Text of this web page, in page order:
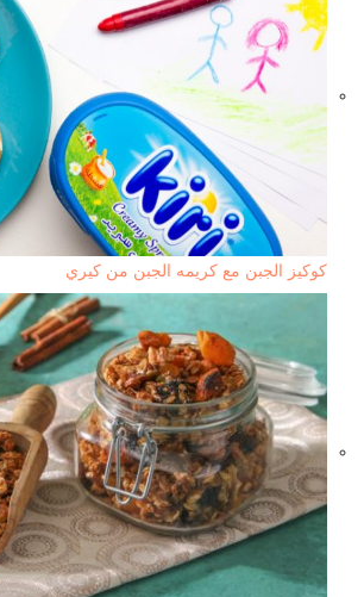
كوكيز الجبن مع كريمه الجبن من كيري